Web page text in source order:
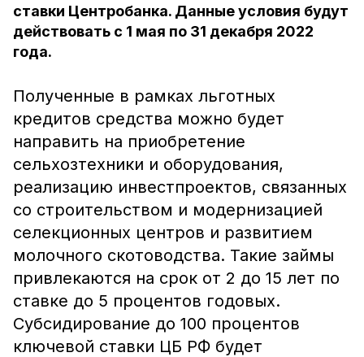
ставки Центробанка. Данные условия будут
действовать с 1 мая по 31 декабря 2022
года.
Полученные в рамках льготных
кредитов средства можно будет
направить на приобретение
сельхозтехники и оборудования,
реализацию инвестпроектов, связанных
со строительством и модернизацией
селекционных центров и развитием
молочного скотоводства. Такие займы
привлекаются на срок от 2 до 15 лет по
ставке до 5 процентов годовых.
Субсидирование до 100 процентов
ключевой ставки ЦБ РФ будет